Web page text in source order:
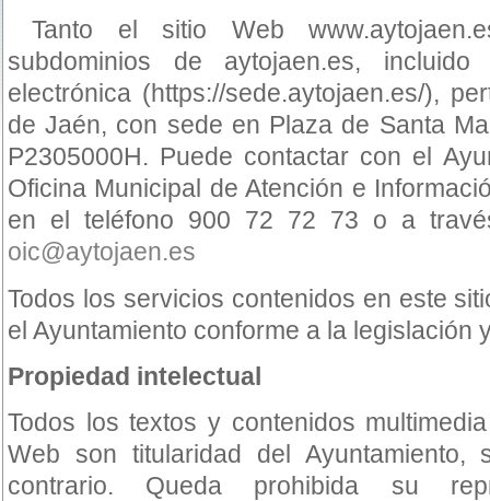
Tanto el sitio Web
subdominios de aytojaen.es,
electrónica (https://sede.aytojaen.es/),
de Jaén, con sede en Plaza de Santa
P2305000H. Puede contactar con el
Oficina Municipal de Atención e
en el teléfono 900 72 72 73 o a
oic@aytojaen.es
Todos los servicios contenidos en este
el Ayuntamiento conforme a la legislación
Propiedad intelectual
Todos los textos y contenidos
Web son titularidad del
contrario. Queda prohibida su